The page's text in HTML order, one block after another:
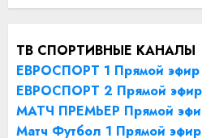
ТВ СПОРТИВНЫЕ КАНАЛЫ
ЕВРОСПОРТ 1 Прямой эфир
ЕВРОСПОРТ 2 Прямой эфир
МАТЧ ПРЕМЬЕР Прямой
Матч Футбол 1 Прямой эфир